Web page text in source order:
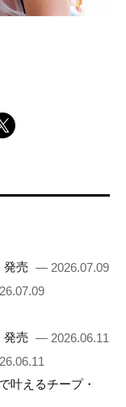
発売 — 2026.07.09
発売 — 2026.06.11
叶えるチープ・